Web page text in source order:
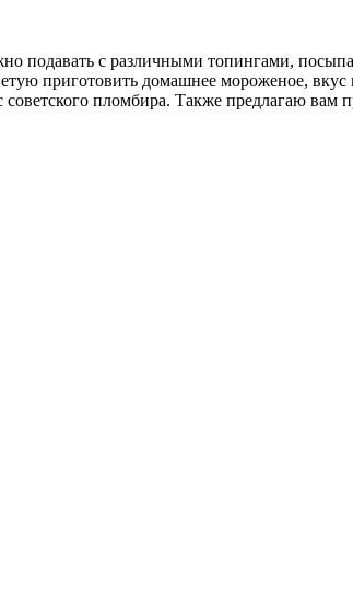
подавать с различными топингами,
приготовить домашнее мороженое,
пломбира. Также предлагаю вам